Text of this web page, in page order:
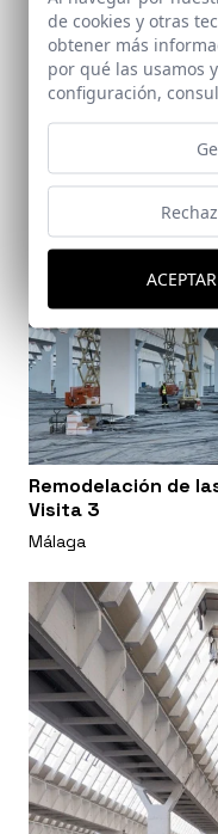
Remodelación de
Visita 3
Málaga
de cookies y otras
obtener más
por qué las usamos
configuración,